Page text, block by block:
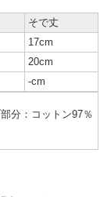
そで丈
17cm
20cm
-cm
分：コットン97％